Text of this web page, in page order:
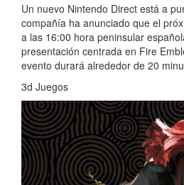
Un nuevo Nintendo Direct está a
compañía ha anunciado que el
a las 16:00 hora peninsular
presentación centrada en Fire
evento durará alrededor de 20
3d Juegos